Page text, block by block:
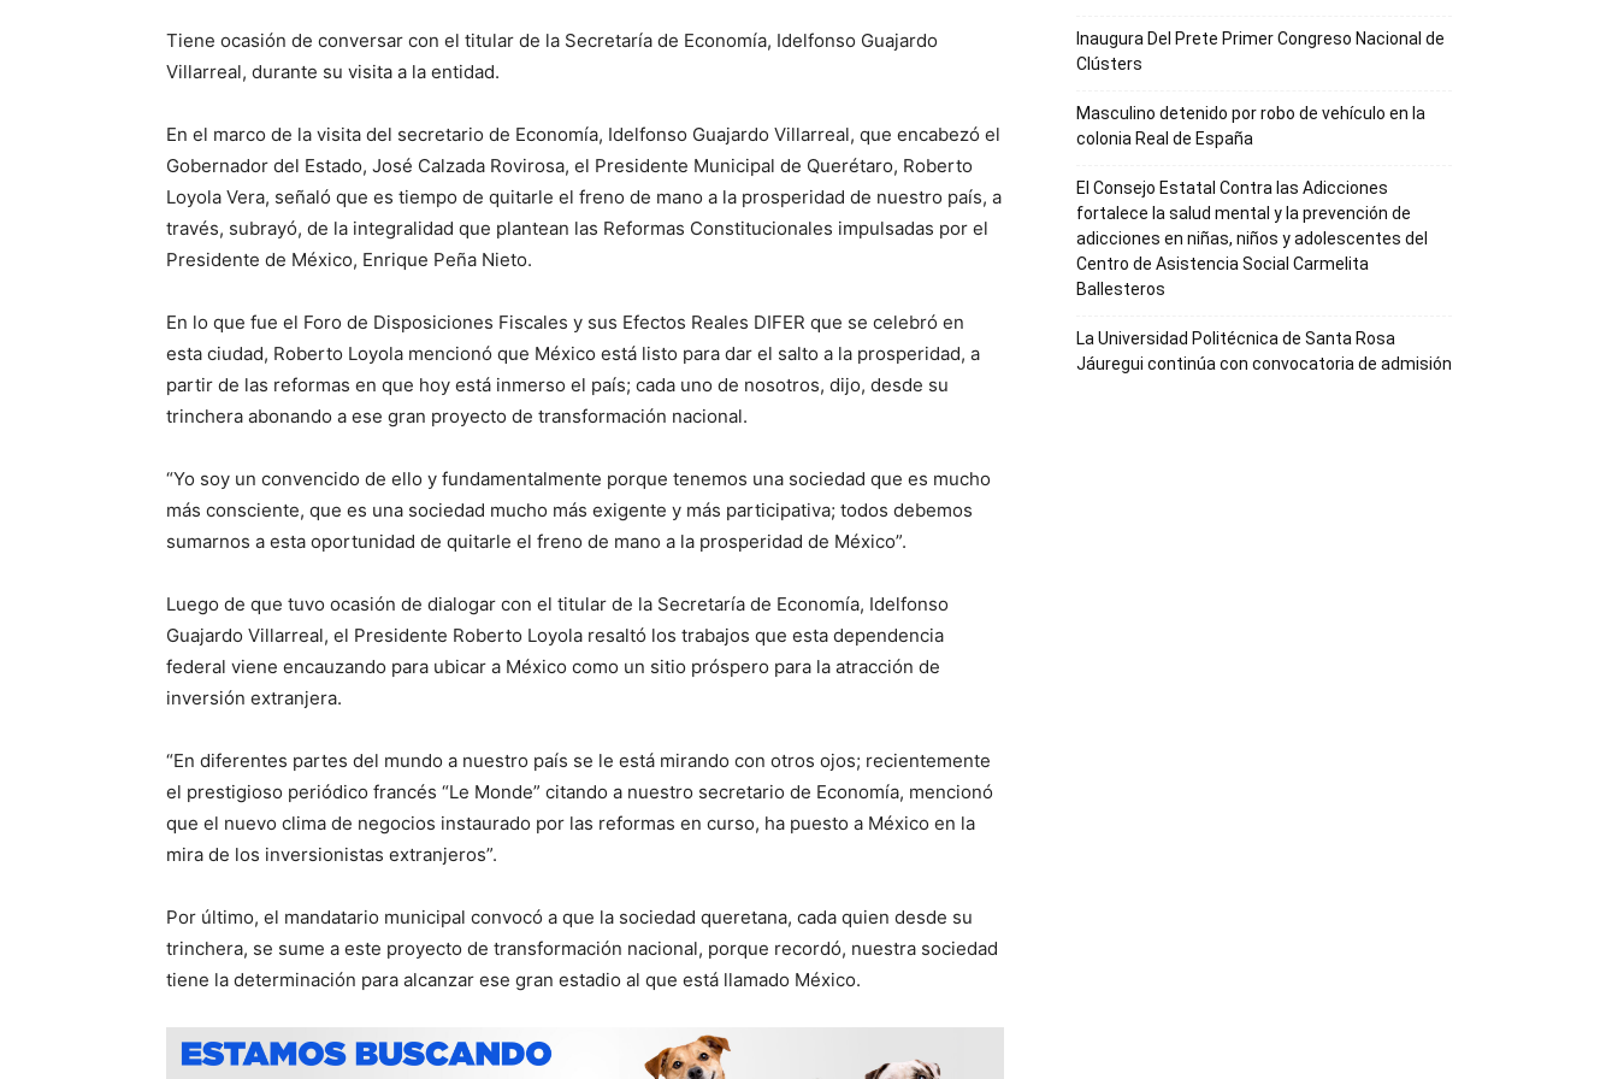
Tiene ocasión de conversar con el titular de la Secretaría de Economía, Idelfonso Guajardo
Villarreal, durante su visita a la entidad.
En el marco de la visita del secretario de Economía, Idelfonso Guajardo Villarreal, que encabezó el
Gobernador del Estado, José Calzada Rovirosa, el Presidente Municipal de Querétaro, Roberto
Loyola Vera, señaló que es tiempo de quitarle el freno de mano a la prosperidad de nuestro país, a
través, subrayó, de la integralidad que plantean las Reformas Constitucionales impulsadas por el
Presidente de México, Enrique Peña Nieto.
En lo que fue el Foro de Disposiciones Fiscales y sus Efectos Reales DIFER que se celebró en
esta ciudad, Roberto Loyola mencionó que México está listo para dar el salto a la prosperidad, a
partir de las reformas en que hoy está inmerso el país; cada uno de nosotros, dijo, desde su
trinchera abonando a ese gran proyecto de transformación nacional.
“Yo soy un convencido de ello y fundamentalmente porque tenemos una sociedad que es mucho
más consciente, que es una sociedad mucho más exigente y más participativa; todos debemos
sumarnos a esta oportunidad de quitarle el freno de mano a la prosperidad de México”.
Luego de que tuvo ocasión de dialogar con el titular de la Secretaría de Economía, Idelfonso
Guajardo Villarreal, el Presidente Roberto Loyola resaltó los trabajos que esta dependencia
federal viene encauzando para ubicar a México como un sitio próspero para la atracción de
inversión extranjera.
“En diferentes partes del mundo a nuestro país se le está mirando con otros ojos; recientemente
el prestigioso periódico francés “Le Monde” citando a nuestro secretario de Economía, mencionó
que el nuevo clima de negocios instaurado por las reformas en curso, ha puesto a México en la
mira de los inversionistas extranjeros”.
Por último, el mandatario municipal convocó a que la sociedad queretana, cada quien desde su
trinchera, se sume a este proyecto de transformación nacional, porque recordó, nuestra sociedad
tiene la determinación para alcanzar ese gran estadio al que está llamado México.
Inaugura Del Prete Primer Congreso Nacional de
Clústers
Masculino detenido por robo de vehículo en la
colonia Real de España
El Consejo Estatal Contra las Adicciones
fortalece la salud mental y la prevención de
adicciones en niñas, niños y adolescentes del
Centro de Asistencia Social Carmelita
Ballesteros
La Universidad Politécnica de Santa Rosa
Jáuregui continúa con convocatoria de admisión